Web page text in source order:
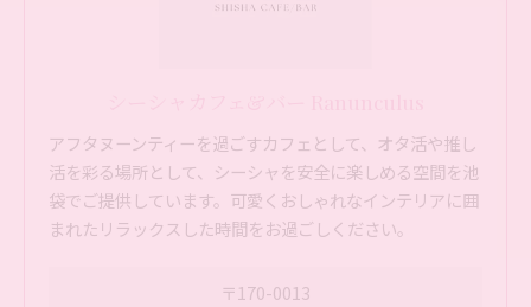
アフタヌーンティーを過ごすカフェとして、オタ活や推し
活を彩る場所として、シーシャを安全に楽しめる空間を池
袋でご提供しています。可愛くおしゃれなインテリアに囲
まれたリラックスした時間をお過ごしください。
〒170-0013